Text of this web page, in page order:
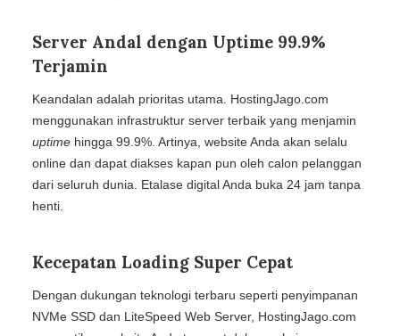
Server Andal dengan Uptime 99.9%
Terjamin
Keandalan adalah prioritas utama. HostingJago.com
menggunakan infrastruktur server terbaik yang menjamin
uptime hingga 99.9%. Artinya, website Anda akan selalu
online dan dapat diakses kapan pun oleh calon pelanggan
dari seluruh dunia. Etalase digital Anda buka 24 jam tanpa
henti.
Kecepatan Loading Super Cepat
Dengan dukungan teknologi terbaru seperti penyimpanan
NVMe SSD dan LiteSpeed Web Server, HostingJago.com